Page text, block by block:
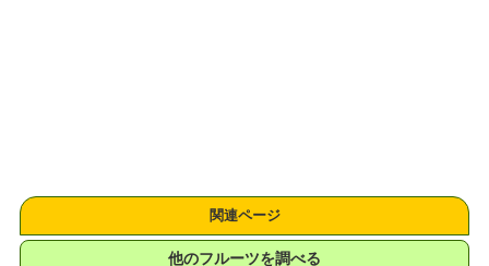
関連ページ
他のフルーツを調べる